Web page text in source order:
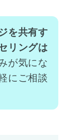
を共有す
リングは
が気にな
にご相談